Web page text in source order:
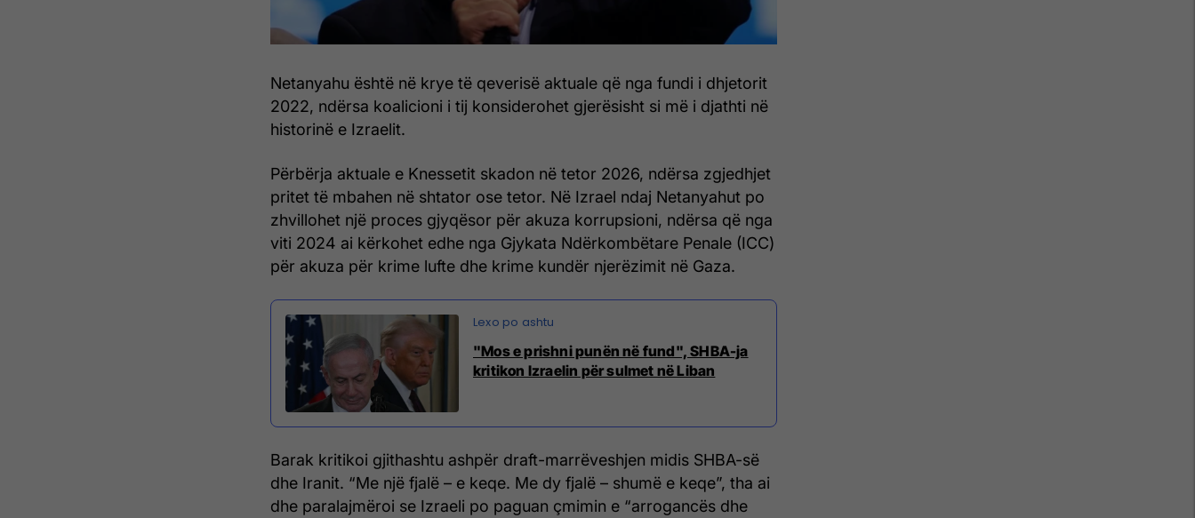
Netanyahu është në krye të qeverisë aktuale që nga fundi i dhjetorit
2022, ndërsa koalicioni i tij konsiderohet gjerësisht si më i djathti në
historinë e Izraelit.
Përbërja aktuale e Knessetit skadon në tetor 2026, ndërsa zgjedhjet
pritet të mbahen në shtator ose tetor. Në Izrael ndaj Netanyahut po
zhvillohet një proces gjyqësor për akuza korrupsioni, ndërsa që nga
viti 2024 ai kërkohet edhe nga Gjykata Ndërkombëtare Penale (ICC)
për akuza për krime lufte dhe krime kundër njerëzimit në Gaza.
"Mos e prishni punën në fund", SHBA-ja
kritikon Izraelin për sulmet në Liban
Barak kritikoi gjithashtu ashpër draft-marrëveshjen midis SHBA-së
dhe Iranit. “Me një fjalë – e keqe. Me dy fjalë – shumë e keqe”, tha ai
dhe paralajmëroi se Izraeli po paguan çmimin e “arrogancës dhe